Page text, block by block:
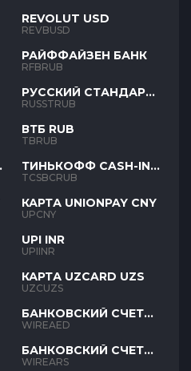
REVOLUT USD
REVBUSD
РАЙФФАЙЗЕН БАНК
RFBRUB
РУССКИЙ СТАНДАРТ
RUB
RUSSTRUB
ВТБ RUB
TBRUB
ТИНЬКОФФ CASH-IN
RUB
TCSBCRUB
КАРТА UNIONPAY CNY
UPCNY
UPI INR
UPIINR
КАРТА UZCARD UZS
UZCUZS
БАНКОВСКИЙ СЧЕТ
AED
WIREAED
БАНКОВСКИЙ СЧЕТ
ARS
WIREARS